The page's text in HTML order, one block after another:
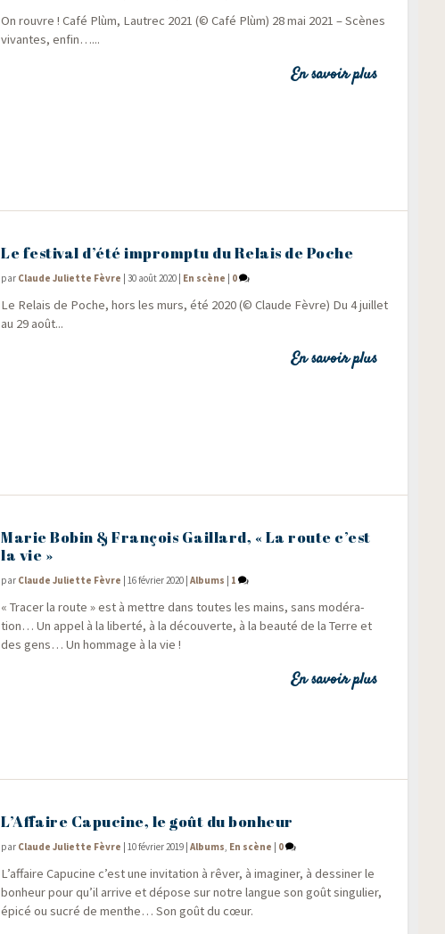
On rouvre ! Café Plùm, Lau­trec 2021 (© Café Plùm) 28 mai 2021 – Scènes
vivantes, enfin…...
En savoir plus
Le festival d’été impromptu du Relais de Poche
par Claude Juliette Fèvre |30 août 2020 En scène 0
Le Relais de Poche, hors les murs, été 2020 (© Claude Fèvre) Du 4 juillet
au 29 août...
En savoir plus
Marie Bobin & François Gaillard, « La route c’est
la vie »
par Claude Juliette Fèvre |16 février 2020 |Albums 1
« Tra­cer la route » est à mettre dans toutes les mains, sans modé­ra­
tion… Un appel à la liber­té, à la décou­verte, à la beau­té de la Terre et
des gens… Un hom­mage à la vie !
En savoir plus
L’Affaire Capucine, le goût du bonheur
par Claude Juliette Fèvre |10 février 2019 |Albums, En scène 0
L’affaire Capu­cine c’est une invi­ta­tion à rêver, à ima­gi­ner, à des­si­ner le
bon­heur pour qu’il arrive et dépose sur notre langue son goût sin­gu­lier,
épi­cé ou sucré de menthe… Son goût du cœur.